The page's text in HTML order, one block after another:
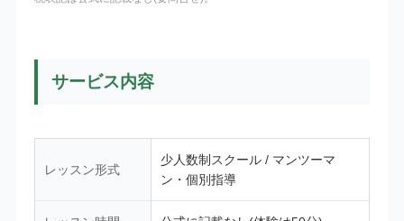
サービス内容
レッスン形式
少人数制スクール / マンツーマ
ン・個別指導